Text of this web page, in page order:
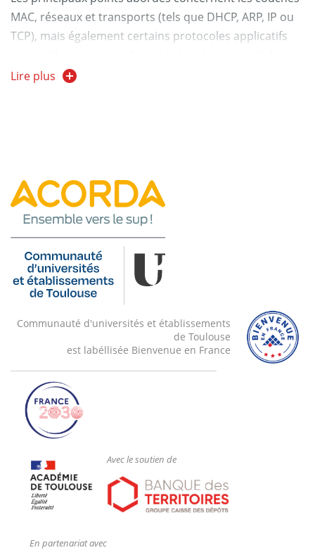
MAC, réseaux et transports (tels que DHCP, ARP, IP ou
TCP), mais également certains protocoles applicatifs
les
d’analyser des traces réseaux et sera en mesure de
comprendre l’encapsulation des flux. Il sera en mesure
de proposer l’utilisation de certains protocoles et
services en fonction des besoins. En particulier, il sera
en mesure de comprendre les principaux éléments des
protocoles réseaux qui peuvent avoir des impacts sur
la sécurité.
Lire plus
Communauté d'universités et établissements
de Toulouse
est labéllisée Bienvenue en France
Avec le soutien de
En partenariat avec